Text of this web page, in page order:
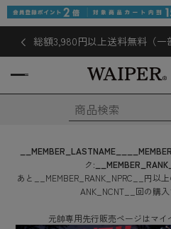
総額3,980円以上送料無料（一
__MEMBER_LASTNAME__
ク:
あと
__MEMBER_RANK_NPRC__ 円以
ANK_NCNT__ 回の購
元帥専用先行販売ページはマイ